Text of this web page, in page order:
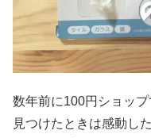
数年前に100円ショッ
見つけたときは感動し